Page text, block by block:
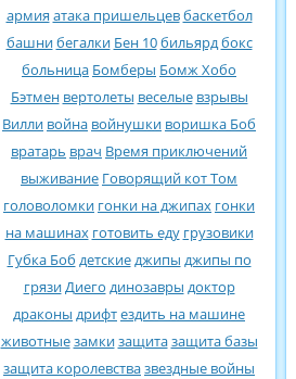
армия атака пришельцевбаскетбол
башнибегалки Бен 10бильярдбокс
больница Бомберы Бомж Хобо
Бэтмен вертолеты веселые взрывы
Вилли война войнушки воришка Боб
вратарь врач Время приключений
выживание Говорящий кот Том
головоломки гонки на джипах гонки
на машинах готовить еду грузовики
Губка Боб детскиеджипы джипы по
грязиДиего динозавры доктор
драконы дрифтездить на машине
животныезамкизащитазащита базы
защита королевствазвездные войны